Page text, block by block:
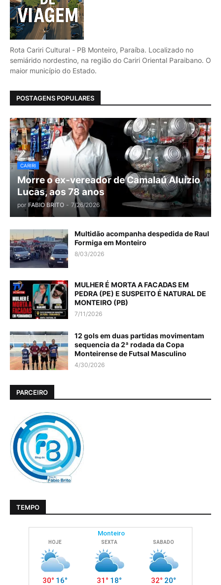
Rota Cariri Cultural - PB Monteiro, Paraíba. Localizado no
semiárido nordestino, na região do Cariri Oriental Paraibano. O
maior município do Estado.
POSTAGENS POPULARES
CARIRI
Morre o ex-vereador de Camalaú Aluízio
Lucas, aos 78 anos
por FABIO BRITO - 7/26/2026
Multidão acompanha despedida de Raul
Formiga em Monteiro
8/03/2026
MULHER É MORTA A FACADAS EM
PEDRA (PE) E SUSPEITO É NATURAL DE
MONTEIRO (PB)
7/11/2026
12 gols em duas partidas movimentam
sequencia da 2ª rodada da Copa
Monteirense de Futsal Masculino
4/30/2026
PARCEIRO
TEMPO